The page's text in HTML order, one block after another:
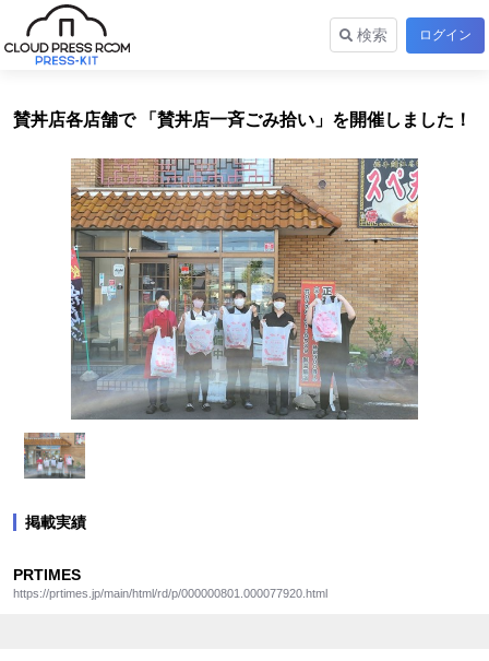
検索 ログイン
賛丼店各店舗で 「賛丼店一斉ごみ拾い」を開催しました！
掲載実績
PRTIMES
https://prtimes.jp/main/html/rd/p/000000801.000077920.html